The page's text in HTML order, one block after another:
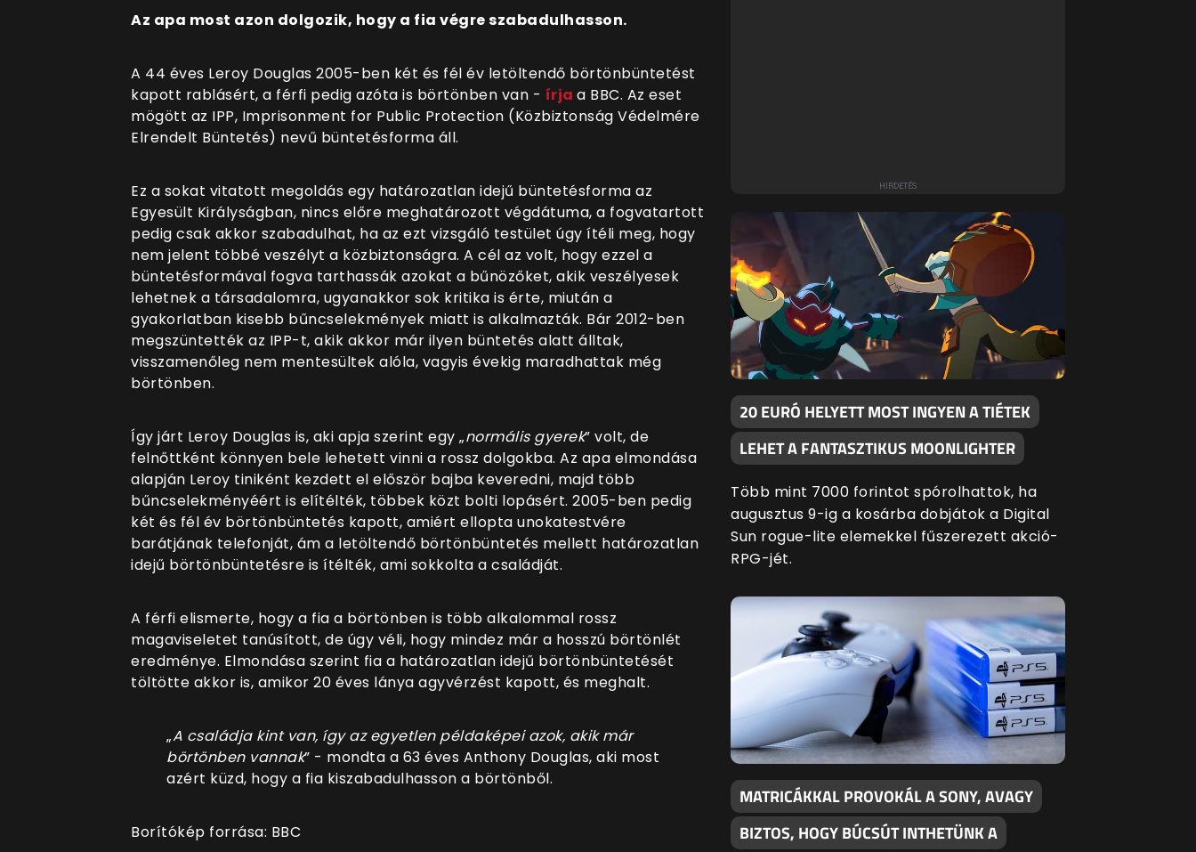
Az apa most azon dolgozik, hogy a fia végre szabadulhasson.
A 44 éves Leroy Douglas 2005-ben két és fél év letöltendő börtönbüntetést
kapott rablásért, a férfi pedig azóta is börtönben van - írja a BBC. Az eset
mögött az IPP, Imprisonment for Public Protection (Közbiztonság Védelmére
Elrendelt Büntetés) nevű büntetésforma áll.
Ez a sokat vitatott megoldás egy határozatlan idejű büntetésforma az
Egyesült Királyságban, nincs előre meghatározott végdátuma, a fogvatartott
pedig csak akkor szabadulhat, ha az ezt vizsgáló testület úgy ítéli meg, hogy
nem jelent többé veszélyt a közbiztonságra. A cél az volt, hogy ezzel a
büntetésformával fogva tarthassák azokat a bűnözőket, akik veszélyesek
lehetnek a társadalomra, ugyanakkor sok kritika is érte, miután a
gyakorlatban kisebb bűncselekmények miatt is alkalmazták. Bár 2012-ben
megszüntették az IPP-t, akik akkor már ilyen büntetés alatt álltak,
visszamenőleg nem mentesültek alóla, vagyis évekig maradhattak még
börtönben.
Így járt Leroy Douglas is, aki apja szerint egy „normális gyerek” volt, de
felnőttként könnyen bele lehetett vinni a rossz dolgokba. Az apa elmondása
alapján Leroy tiniként kezdett el először bajba keveredni, majd több
bűncselekményéért is elítélték, többek közt bolti lopásért. 2005-ben pedig
két és fél év börtönbüntetés kapott, amiért ellopta unokatestvére
barátjának telefonját, ám a letöltendő börtönbüntetés mellett határozatlan
idejű börtönbüntetésre is ítélték, ami sokkolta a családját.
A férfi elismerte, hogy a fia a börtönben is több alkalommal rossz
magaviseletet tanúsított, de úgy véli, hogy mindez már a hosszú börtönlét
eredménye. Elmondása szerint fia a határozatlan idejű börtönbüntetését
töltötte akkor is, amikor 20 éves lánya agyvérzést kapott, és meghalt.
„A családja kint van, így az egyetlen példaképei azok, akik már
börtönben vannak” - mondta a 63 éves Anthony Douglas, aki most
azért küzd, hogy a fia kiszabadulhasson a börtönből.
Borítókép forrása: BBC
20 EURÓ HELYETT MOST INGYEN A TIÉTEK
LEHET A FANTASZTIKUS MOONLIGHTER
Több mint 7000 forintot spórolhattok, ha
augusztus 9-ig a kosárba dobjátok a Digital
Sun rogue-lite elemekkel fűszerezett akció-
RPG-jét.
MATRICÁKKAL PROVOKÁL A SONY, AVAGY
BIZTOS, HOGY BÚCSÚT INTHETÜNK A